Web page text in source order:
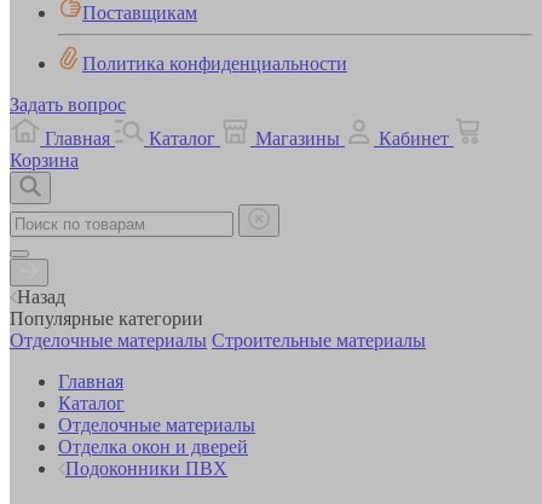
Поставщикам
Политика конфиденциальности
Задать вопрос
Главная
Каталог Магазины
Кабинет
Корзина
Назад
Популярные категории
Отделочные материалы Строительные материалы
Главная
Каталог
Отделочные материалы
Отделка окон и дверей
Подоконники ПВХ